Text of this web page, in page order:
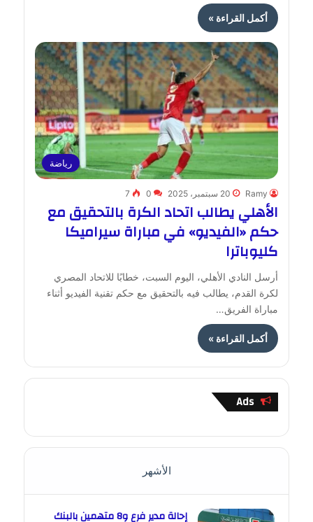
أكمل القراءة »
رياضة
Ramy 20 سبتمبر، 2025 0
7
الأهلي يطالب اتحاد الكرة بالتحقيق مع
حكم «الفيديو» في مباراة سيراميكا
كليوباترا
أرسل النادي الأهلي، اليوم السبت، خطابًا للاتحاد المصري
لكرة القدم، يطالب فيه بالتحقيق مع حكم تقنية الفيديو أثناء
مباراة الفريق…
أكمل القراءة »
Ads
الأشهر
إحالة مدير فرع و8 متهمين بالبنك